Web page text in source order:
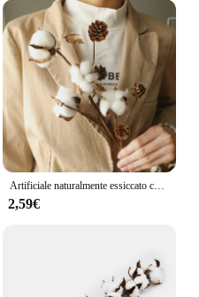
Artificiale naturalmente essiccato cotone stelo fiore Filler floreale decorazioni per la casa decorazione in cotone simulato decorazione per interni
2,59€